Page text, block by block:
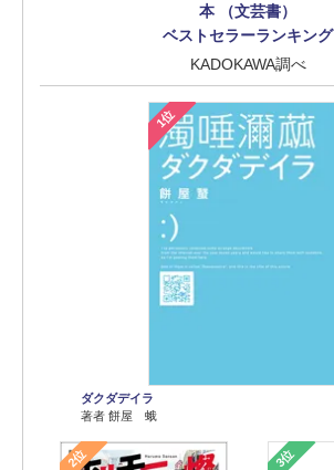
本 （文芸書）
ベストセラーランキング
KADOKAWA調べ
1位
ダクダデイラ
著者 餅屋 蛾
2位 3位